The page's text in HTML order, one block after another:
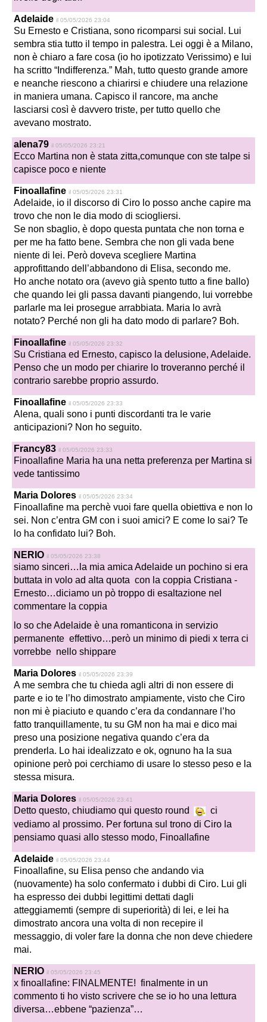
Adelaide il 05/05/2026 23:04
Su Ernesto e Cristiana, sono ricomparsi sui social. Lui
sembra stia tutto il tempo in palestra. Lei oggi è a Milano,
non è chiaro a fare cosa (io ho ipotizzato Verissimo) e lui
ha scritto “Indifferenza.” Mah, tutto questo grande amore
e neanche riescono a chiarirsi e chiudere una relazione
in maniera umana. Capisco il rancore, ma anche
lasciarsi così è davvero triste, per tutto quello che
avevano mostrato.
alena79 il 05/05/2026 23:21
Ecco Martina non è stata zitta,comunque con ste talpe si
capisce poco e niente
Finoallafine il 05/05/2026 23:31
Adelaide, io il discorso di Ciro lo posso anche capire ma
trovo che non le dia modo di sciogliersi.
Se non sbaglio, è dopo questa puntata che non torna e
per me ha fatto bene. Sembra che non gli vada bene
niente di lei. Però doveva scegliere Martina
approfittando dell’abbandono di Elisa, secondo me.
Ho anche notato ora (avevo già spento tutto a fine ballo)
che quando lei gli passa davanti piangendo, lui vorrebbe
parlarle ma lei prosegue arrabbiata. Maria lo avrà
notato? Perché non gli ha dato modo di parlare? Boh.
Finoallafine il 05/05/2026 23:32
Su Cristiana ed Ernesto, capisco la delusione, Adelaide.
Penso che un modo per chiarire lo troveranno perché il
contrario sarebbe proprio assurdo.
Finoallafine il 05/05/2026 23:33
Alena, quali sono i punti discordanti tra le varie
anticipazioni? Non ho seguito.
Francy83 il 05/05/2026 23:33
Finoallafine Maria ha una netta preferenza per Martina si
vede tantissimo
Maria Dolores il 05/05/2026 23:34
Finoallafine ma perchè vuoi fare quella obiettiva e non lo
sei. Non c’entra GM con i suoi amici? E come lo sai? Te
lo ha confidato lui? Boh.
NERIO il 05/05/2026 23:38
siamo sinceri…la mia amica Adelaide un pochino si era
buttata in volo ad alta quota con la coppia Cristiana -
Ernesto…diciamo un pò troppo di esaltazione nel
commentare la coppia
lo so che Adelaide è una romanticona in servizio
permanente effettivo…però un minimo di piedi x terra ci
vorrebbe nello shippare
Maria Dolores il 05/05/2026 23:39
A me sembra che tu chieda agli altri di non essere di
parte e io te l’ho dimostrato ampiamente, visto che Ciro
non mi è piaciuto e quando c’era da condannare l’ho
fatto tranquillamente, tu su GM non ha mai e dico mai
preso una posizione negativa quando c’era da
prenderla. Lo hai idealizzato e ok, ognuno ha la sua
opinione però poi cerchiamo di usare lo stesso peso e la
stessa misura.
Maria Dolores il 05/05/2026 23:41
Detto questo, chiudiamo qui questo round
ci
vediamo al prossimo. Per fortuna sul trono di Ciro la
pensiamo quasi allo stesso modo, Finoallafine
Adelaide il 05/05/2026 23:44
Finoallafine, su Elisa penso che andando via
(nuovamente) ha solo confermato i dubbi di Ciro. Lui gli
ha espresso dei dubbi legittimi dettati dagli
atteggiamemti (sempre di superiorità) di lei, e lei ha
dimostrato ancora una volta di non recepire il
messaggio, di voler fare la donna che non deve chiedere
mai.
NERIO il 05/05/2026 23:45
x finoallafine: FINALMENTE! finalmente in un
commento ti ho visto scrivere che se io ho una lettura
diversa…ebbene “pazienza”…